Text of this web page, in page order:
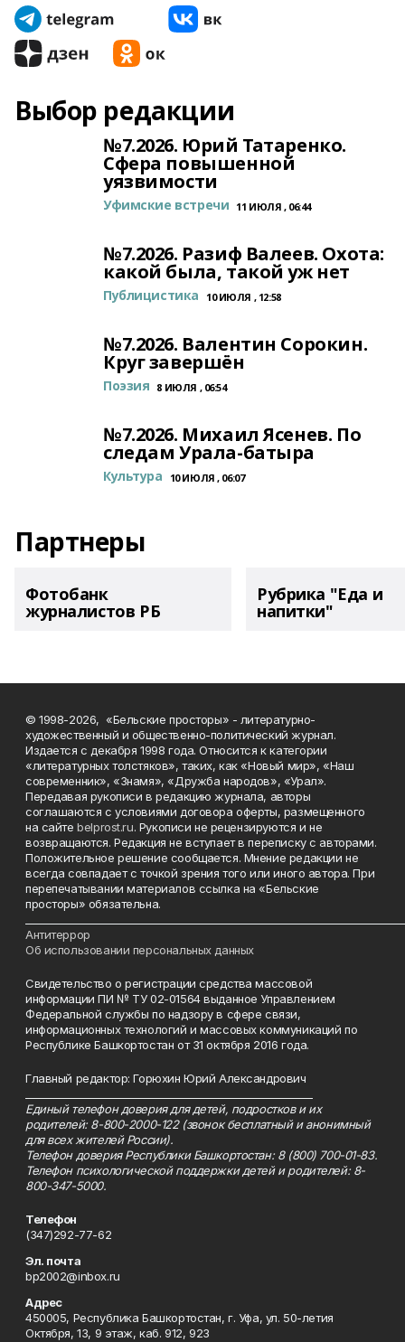
Выбор редакции
№7.2026. Юрий Татаренко.
Сфера повышенной
уязвимости
Уфимские встречи 11 ИЮЛЯ , 06:44
№7.2026. Разиф Валеев. Охота:
какой была, такой уж нет
Публицистика 10 ИЮЛЯ , 12:58
№7.2026. Валентин Сорокин.
Круг завершён
Поэзия 8 ИЮЛЯ , 06:54
№7.2026. Михаил Ясенев. По
следам Урала-батыра
Культура 10 ИЮЛЯ , 06:07
Партнеры
Фотобанк
журналистов РБ
Рубрика "Еда и
напитки"
© 1998-2026, «Бельские просторы» - литературно-
художественный и общественно-политический журнал.
Издается с декабря 1998 года. Относится к категории
«литературных толстяков», таких, как «Новый мир», «Наш
современник», «Знамя», «Дружба народов», «Урал».
Передавая рукописи в редакцию журнала, авторы
соглашаются с условиями договора оферты, размещенного
на сайтеbelprost.ru. Рукописи не рецензируются и не
возвращаются. Редакция не вступает в переписку с авторами.
Положительное решение сообщается. Мнение редакции не
всегда совпадает с точкой зрения того или иного автора. При
перепечатывании материалов ссылка на «Бельские
просторы» обязательна.
Антитеррор
Об использовании персональных данных
Свидетельство о регистрации средства массовой
информации ПИ № ТУ 02-01564 выданное Управлением
Федеральной службы по надзору в сфере связи,
информационных технологий и массовых коммуникаций по
Республике Башкортостан от 31 октября 2016 года.
Главный редактор: Горюхин Юрий Александрович
Единый телефон доверия для детей, подростков и их
родителей: 8-800-2000-122 (звонок бесплатный и анонимный
для всех жителей России).
Телефон доверия Республики Башкортостан: 8 (800) 700-01-83.
Телефон психологической поддержки детей и родителей: 8-
800-347-5000.
Телефон
(347)292-77-62
Эл. почта
bp2002@inbox.ru
Адрес
450005, Республика Башкортостан, г. Уфа, ул. 50-летия
Октября, 13, 9 этаж, каб. 912, 923